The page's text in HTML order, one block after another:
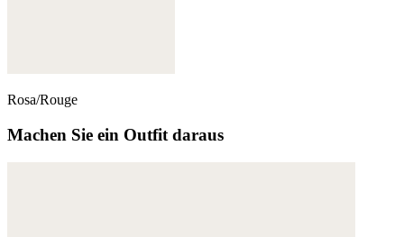
Rosa/Rouge
Machen Sie ein Outfit daraus